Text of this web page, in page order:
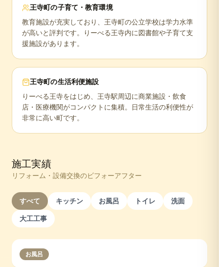
王寺町の子育て・教育環境
教育施設が充実しており、王寺町の公立学校は学力水準
が高いと評判です。りーべる王寺内に図書館や子育て支
援施設があります。
王寺町の生活利便施設
りーべる王寺をはじめ、王寺駅周辺に商業施設・飲食
店・医療機関がコンパクトに集積。日常生活の利便性が
非常に高い町です。
施工実績
リフォーム・設備交換のビフォーアフター
すべて キッチン お風呂 トイレ
洗面
大工工事
お風呂